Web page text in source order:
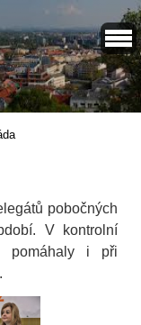
pobočných
V kontrolní
pomáhaly i při